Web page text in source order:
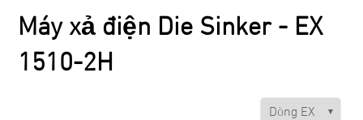
Máy xả điện Die Sinker - EX
1510-2H